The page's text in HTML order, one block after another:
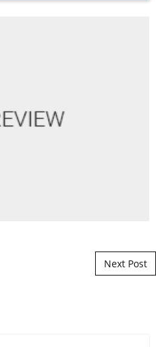
Next Post